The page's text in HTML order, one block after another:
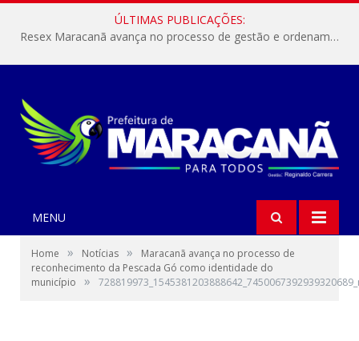
ÚLTIMAS PUBLICAÇÕES:
Resex Maracanã avança no processo de gestão e ordenamento do turismo em nossas áreas protegidas.
MENU
Home » Notícias »
Maracanã avança no processo de
reconhecimento da Pescada Gó como identidade do
município
»